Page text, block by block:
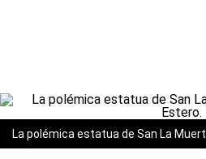
La polémica estatua de San La